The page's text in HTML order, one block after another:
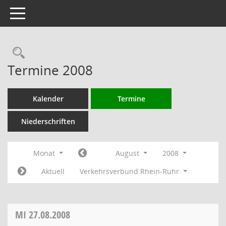
Toggle navigation
Rechercheauswahl
Termine 2008
Kalender Termine
Niederschriften
Monat August
2008
Aktuell
Verkehrsverbund Rhein-Ruhr
MI 27.08.2008